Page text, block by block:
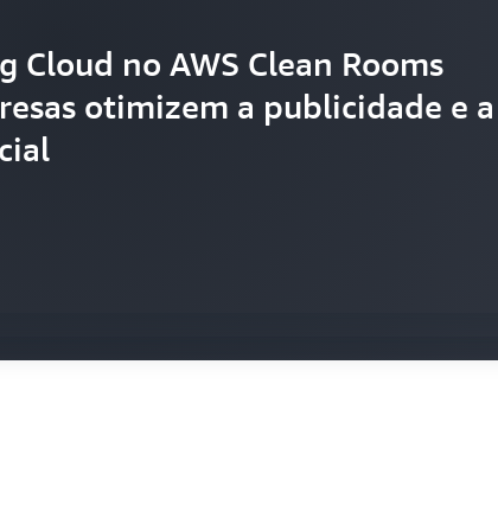
Cloud no AWS Clean Rooms
otimizem a publicidade e a
as experiências dos
unificadas de dados de
na AWS
interoperabilidade de tecnologia